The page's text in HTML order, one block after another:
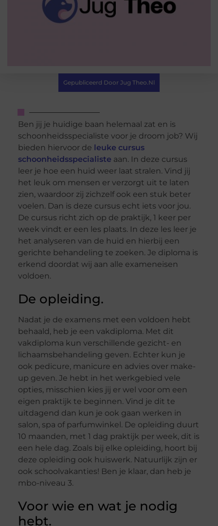
Gepubliceerd Door Jug Theo.nl
Ben jij je huidige baan helemaal zat en is
schoonheidsspecialiste voor je droom job? Wij
bieden hiervoor de leuke cursus
schoonheidsspecialiste aan. In deze cursus
leer je hoe een huid weer laat stralen. Vind jij
het leuk om mensen er verzorgt uit te laten
zien, waardoor zij zichzelf ook een stuk beter
voelen. Dan is deze cursus echt iets voor jou.
De cursus richt zich op de praktijk, 1 keer per
week vindt er een les plaats. In deze les leer je
het analyseren van de huid en hierbij een
gerichte behandeling te zoeken. Je diploma is
erkend doordat wij aan alle exameneisen
voldoen.
De opleiding.
Nadat je de examens met een voldoen hebt
behaald, heb je een vakdiploma. Met dit
vakdiploma kun verschillende gezicht- en
lichaamsbehandeling geven. Echter kun je
ook pedicure, manicure en advies over make-
up geven. Je hebt in het werkgebied vele
opties, misschien kies jij er wel voor om een
eigen praktijk te beginnen. Vind je dit te
uitdagend dan kun je ook gaan werken in
salon, spa of parfumwinkel. De opleiding duurt
10 maanden, met 1 dag praktijk per week, dit is
een hele dag. Zoals bij elke opleiding, hoort bij
deze opleiding ook huiswerk. Natuurlijk zijn er
ook schoolvakanties! Ben je klaar, dan heb je
mbo-niveau 3.
Voor wie en wat je nodig
hebt.